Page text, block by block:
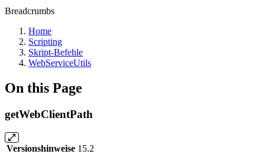
Breadcrumbs
Home
Scripting
Skript-Befehle
WebServiceUtils
On this Page
getWebClientPath
Versionshinweise 15.2